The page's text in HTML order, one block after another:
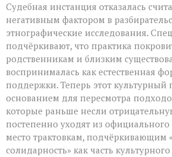
Судебная инстанция отказалась
негативным фактором в
этнографические исследования.
подчёркивают, что практика
родственникам и близким
воспринималась как естественная
поддержки. Теперь этот культурный
основанием для пересмотра
которые раньше несли
постепенно уходят из официального
место трактовкам, подчёркивающим
солидарность» как часть